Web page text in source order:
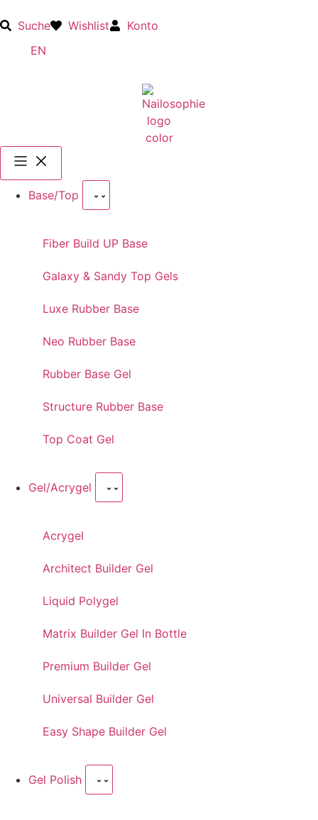
Suche Wishlist
Konto
EN
Base/Top
Fiber Build UP Base
Galaxy & Sandy Top Gels
Luxe Rubber Base
Neo Rubber Base
Rubber Base Gel
Structure Rubber Base
Top Coat Gel
Gel/Acrygel
Acrygel
Architect Builder Gel
Liquid Polygel
Matrix Builder Gel In Bottle
Premium Builder Gel
Universal Builder Gel
Easy Shape Builder Gel
Gel Polish